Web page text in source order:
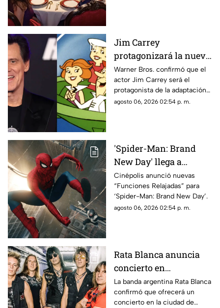
Jim Carrey
protagonizará la nueva
película live-action de
'Los Supersónicos'
Warner Bros. confirmó que el
actor Jim Carrey será el
protagonista de la adaptación
en acción real de “Los
agosto 06, 2026 02:54 p. m.
'Spider-Man: Brand
New Day' llega a
Chihuahua con
funciones adaptadas
para personas
neurodivergentes
Cinépolis anunció nuevas
“Funciones Relajadas” para
‘Spider-Man: Brand New Day’.
agosto 06, 2026 02:54 p. m.
Rata Blanca anuncia
concierto en
Chihuahua capital:
confirman fecha
La banda argentina Rata Blanca
confirmó que ofrecerá un
concierto en la ciudad de